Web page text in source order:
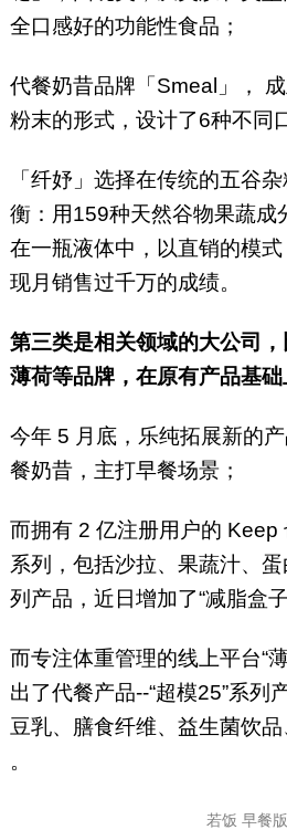
全口感好的功能性食品；
代餐奶昔品牌「Smeal」，
粉末的形式，设计了6种不同
「纤妤」选择在传统的五谷
衡：用159种天然谷物果蔬成
在一瓶液体中，以直销的模
现月销售过千万的成绩。
第三类是相关领域的大公司，
薄荷等品牌，在原有产品基础
今年 5 月底，乐纯拓展新的
餐奶昔，主打早餐场景；
而拥有 2 亿注册用户的 Keep
系列，包括沙拉、果蔬汁、
列产品，近日增加了“减脂盒
而专注体重管理的线上平台“
出了代餐产品--“超模25”系列
豆乳、膳食纤维、益生菌饮
。
若饭 早餐版